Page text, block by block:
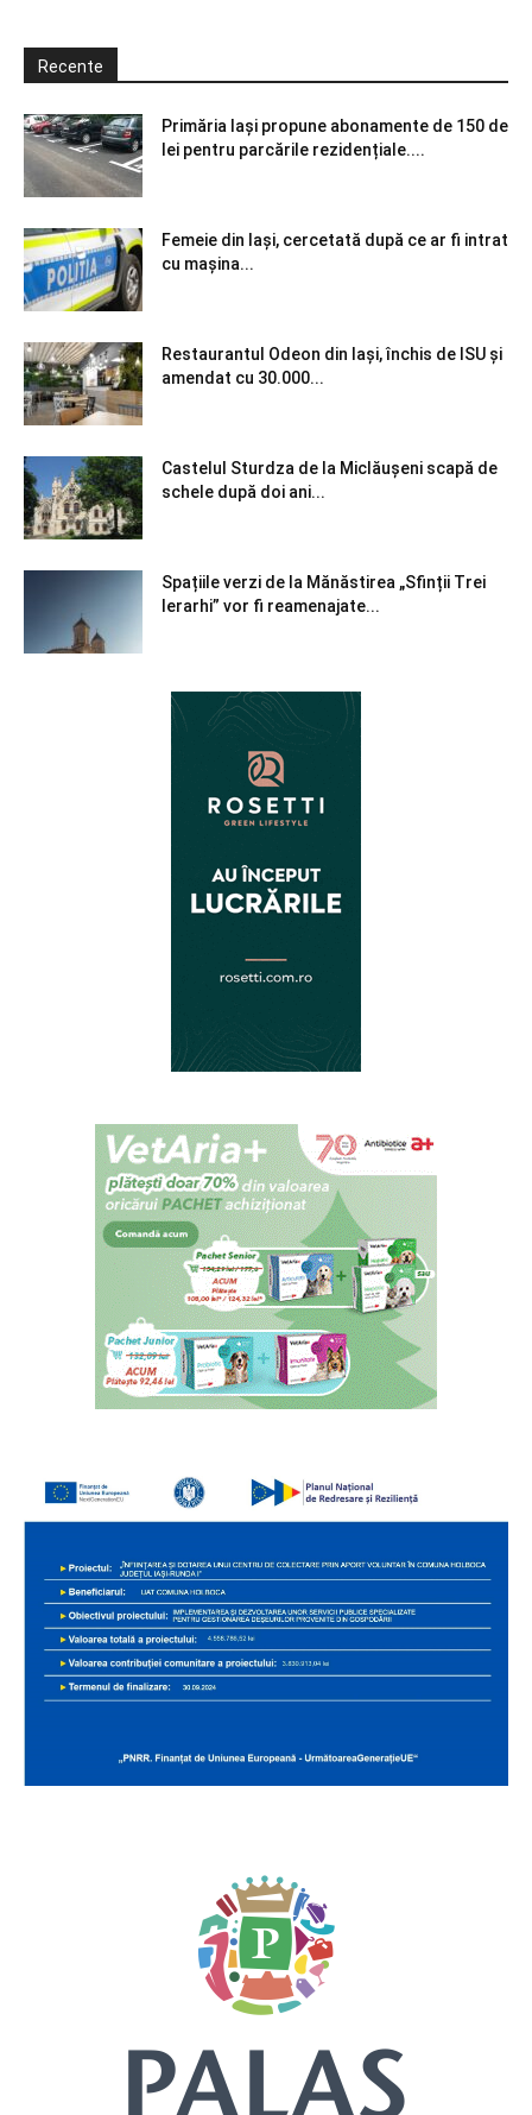
Recente
Primăria Iași propune abonamente de 150 de
lei pentru parcările rezidențiale....
Femeie din Iași, cercetată după ce ar fi intrat
cu mașina...
Restaurantul Odeon din Iași, închis de ISU și
amendat cu 30.000...
Castelul Sturdza de la Miclăușeni scapă de
schele după doi ani...
Spațiile verzi de la Mănăstirea „Sfinții Trei
Ierarhi” vor fi reamenajate...